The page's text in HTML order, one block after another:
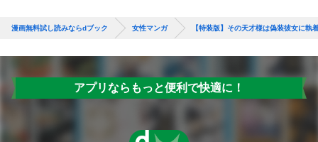
漫画無料試し読みならdブック 女性マンガ 【特装版】その天才様は偽装彼女に執
アプリならもっと便利で快適に！